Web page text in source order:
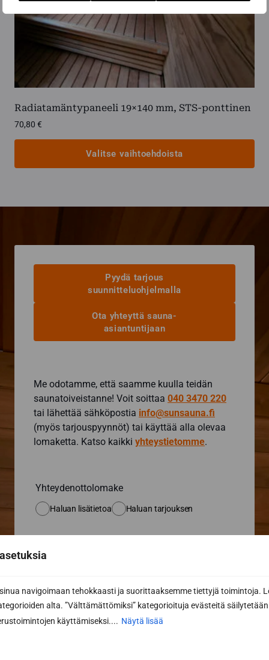
navigoimaan tehokkaasti ja suorittaaksemme tiettyjä toimintoja.
alta. ”Välttämättömiksi” kategorioituja evästeitä säilytetään
käyttämiseksi.... Näytä lisää
Radiatamäntypaneeli 19×140 mm, STS-ponttinen
70,80 €
Valitse vaihtoehdoista
Voit
sivulla.
Pyydä tarjous
suunnitteluohjelmalla
Ota yhteyttä sauna-
asiantuntijaan
Me odotamme, että saamme kuulla teidän
saunatoiveistanne! Voit soittaa 040 3470 220
tai lähettää sähköpostia info@sunsauna.fi
(myös tarjouspyynnöt) tai käyttää alla olevaa
lomaketta. Katso kaikki yhteystietomme.
Yhteydenottolomake
Haluan lisätietoa Haluan tarjouksen
Etunimi *
Sukunimi *